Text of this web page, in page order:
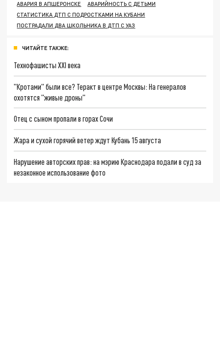
АВАРИЯ В АПШЕРОНСКЕ
АВАРИЙНОСТЬ С ДЕТЬМИ
СТАТИСТИКА ДТП С ПОДРОСТКАМИ НА КУБАНИ
ПОСТРАДАЛИ ДВА ШКОЛЬНИКА В ДТП С УАЗ
ЧИТАЙТЕ ТАКЖЕ:
Технофашисты XXI века
"Кротами" были все? Теракт в центре Москвы: На генералов
охотятся "живые дроны"
Отец с сыном пропали в горах Сочи
Жара и сухой горячий ветер ждут Кубань 15 августа
Нарушение авторских прав: на мэрию Краснодара подали в суд за
незаконное использование фото